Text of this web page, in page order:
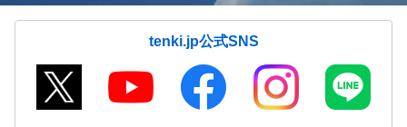
tenki.jp公式SNS